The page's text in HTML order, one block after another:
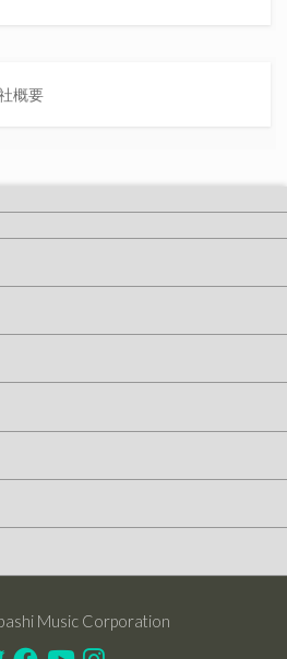
概要
Music Corporation